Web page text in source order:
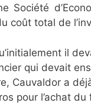
Société
coût total de
il
qui devait
Cauvaldor a
pour l’achat du